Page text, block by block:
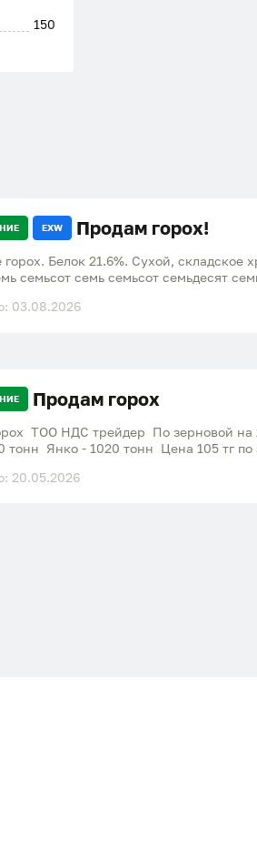
150
EXW Продам горох!
горох. Белок 21.6%. Сухой, складское
семьсот семь семьсот семьдесят
03.08.2026
Продам горох
ТОО НДС трейдер По зерновой на
Ертеги 650 тонн Янко - 1020 тонн
20.05.2026